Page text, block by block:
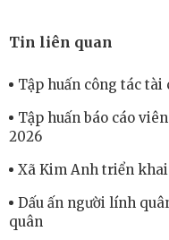
Tin liên quan
Tập huấn công tác tài
Tập huấn báo cáo
2026
Xã Kim Anh triển
Dấu ấn người lính
quân